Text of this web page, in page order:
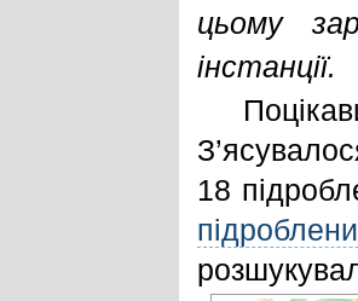
цьому
інстанції.
18